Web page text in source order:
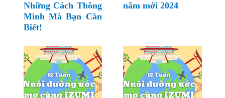
Những Cách Thông
Minh Mà Bạn Cần
Biết!
năm mới 2024